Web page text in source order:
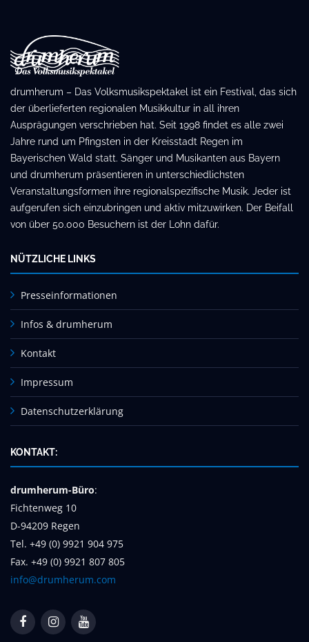
drumherum – Das Volksmusikspektakel ist ein Festival, das sich
der überlieferten regionalen Musikkultur in all ihren
Ausprägungen verschrieben hat. Seit 1998 findet es alle zwei
Jahre rund um Pfingsten in der Kreisstadt Regen im
Bayerischen Wald statt. Sänger und Musikanten aus Bayern
und drumherum präsentieren in unterschiedlichsten
Veranstaltungsformen ihre regionalspezifische Musik. Jeder ist
aufgerufen sich einzubringen und aktiv mitzuwirken. Der Beifall
von über 50.000 Besuchern ist der Lohn dafür.
NÜTZLICHE LINKS
Presseinformationen
Infos & drumherum
Kontakt
Impressum
Datenschutzerklärung
KONTAKT:
drumherum-Büro:
Fichtenweg 10
D-94209 Regen
Tel. +49 (0) 9921 904 975
Fax. +49 (0) 9921 807 805
info@drumherum.com